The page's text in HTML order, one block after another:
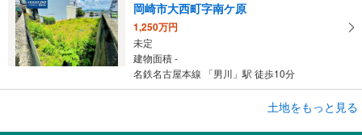
岡崎市大西町字南ケ原
1,250万円
未定
建物面積 -
名鉄名古屋本線 「男川」駅 徒歩10分
土地をもっと見る